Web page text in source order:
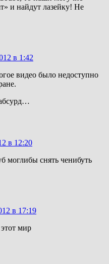
и найдут лазейку! Не
в 1:42
видео было недоступно
в 12:20
моглибы снять ченибуть
в 17:19
мир